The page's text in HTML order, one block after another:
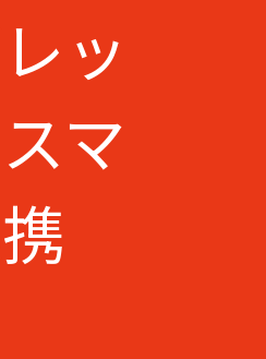
ッ
マ